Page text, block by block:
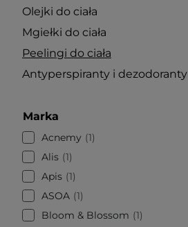
Olejki do ciała
Mgiełki do ciała
Peelingi do ciała
Antyperspiranty i dezodoranty
Marka
Acnemy
1
Alis 1
Apis 1
ASOA 1
Bloom & Blossom
1